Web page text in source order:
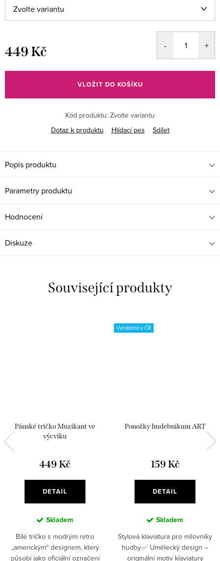
449 Kč
cena:
VLOŽIT DO KOŠÍKU
Kód produktu: Zvolte variantu
Dotaz k produktu
Hlídací pes Sdílet
Popis produktu
Parametry produktu
Hodnocení
Diskuze
Související produkty
Pánské tričko Muzikant ve
výcviku
449 Kč
DETAIL
Skladem
Bílé tričko s modrým retro
„americkým“ designem, který
působí jako oficiální označení
Vyrobeno v ČR
Ponožky hudebnikum ART
159 Kč
DETAIL
Skladem
Stylová klaviatura pro milovníky
hudby.✅ Umělecký design –
originální motiv klaviatury